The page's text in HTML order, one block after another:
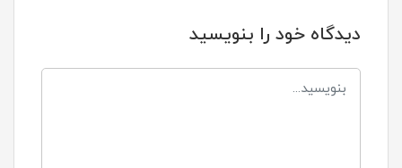
دیدگاه خود را بنویسید